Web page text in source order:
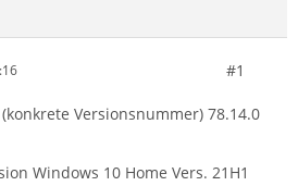
#1
Versionsnummer) 78.14.0
Windows 10 Home Vers. 21H1